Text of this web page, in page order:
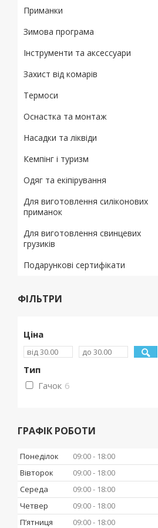
Приманки
Зимова програма
Інструменти та аксессуари
Захист від комарів
Термоси
Оснастка та монтаж
Насадки та ліквіди
Кемпінг і туризм
Одяг та екіпірування
Для виготовлення силіконових
приманок
Для виготовлення свинцевих
грузиків
Подарункові сертифікати
ФІЛЬТРИ
Ціна
Тип
Гачок 6
ГРАФІК РОБОТИ
Понеділок 09:00
18:00
Вівторок
09:00
18:00
Середа
09:00
18:00
Четвер
09:00
18:00
Пʼятниця
09:00
18:00